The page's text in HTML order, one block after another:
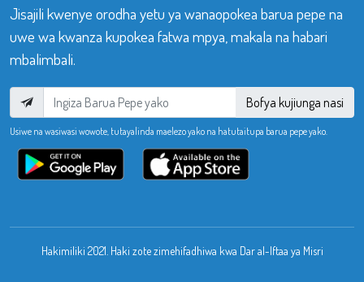
Jisajili kwenye orodha yetu ya wanaopokea barua pepe na
uwe wa kwanza kupokea fatwa mpya, makala na habari
mbalimbali.
Bofya kujiunga nasi
Usiwe na wasiwasi wowote, tutayalinda maelezo yako na hatutaitupa barua pepe yako.
Hakimiliki 2021. Haki zote zimehifadhiwa kwa Dar al-Iftaa ya Misri